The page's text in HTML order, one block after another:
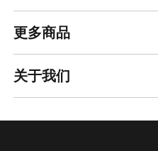
羊毛是最早的抓绒，现在我
纶纤维具有技术性能，而非
柔软和防臭性著称。Tech羊
造舒适、多功能的全新抓绒
更多抓绒选择
更多商品
关于我们